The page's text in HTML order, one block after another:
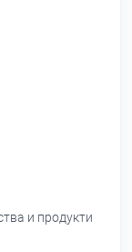
и продукти